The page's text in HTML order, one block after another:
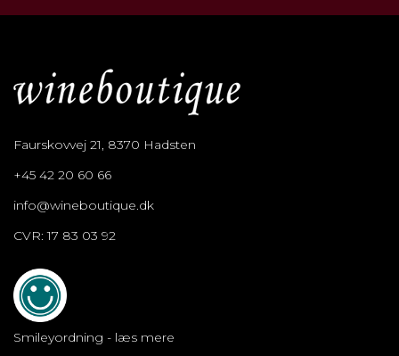
Faurskovvej 21, 8370 Hadsten
+45 42 20 60 66
info@wineboutique.dk
CVR: 17 83 03 92
Smileyordning - læs mere